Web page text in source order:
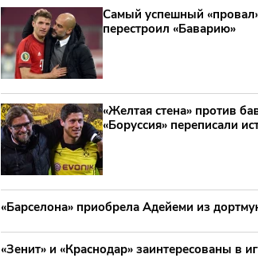
Самый успешный
перестроил «Баварию»
«Желтая стена» против
«Боруссия» переписали
«Барселона» приобрела Адейеми из
«Зенит» и «Краснодар» заинтересованы в